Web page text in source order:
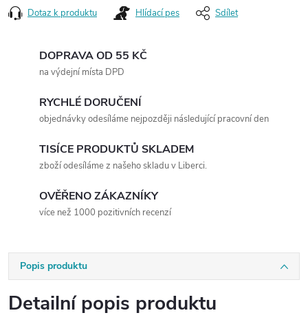
Dotaz k produktu Hlídací pes Sdílet
DOPRAVA OD 55 KČ
na výdejní místa DPD
RYCHLÉ DORUČENÍ
objednávky odesíláme nejpozději následující pracovní den
TISÍCE PRODUKTŮ SKLADEM
zboží odesíláme z našeho skladu v Liberci.
OVĚŘENO ZÁKAZNÍKY
více než 1000 pozitivních recenzí
Popis produktu
Detailní popis produktu